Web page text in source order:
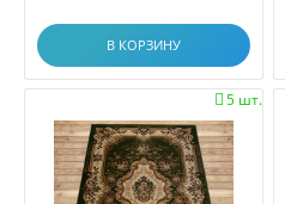
В КОРЗИНУ
5 шт.
